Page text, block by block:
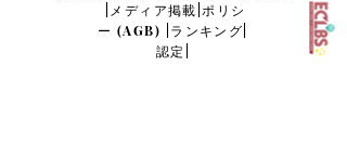
メディア掲載 ポリシ
ー (AGB)
ランキング
認定